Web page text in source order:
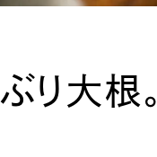
り大根。